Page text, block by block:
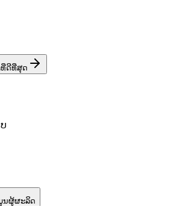
ທີ່ດີທີ່ສຸດ
ນຜູ້ຜະລິດ